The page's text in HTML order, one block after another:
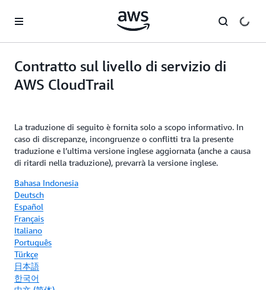
Contratto sul livello di servizio di
AWS CloudTrail
La traduzione di seguito è fornita solo a scopo informativo. In
caso di discrepanze, incongruenze o conflitti tra la presente
traduzione e l’ultima versione inglese aggiornata (anche a causa
di ritardi nella traduzione), prevarrà la versione inglese.
Bahasa Indonesia
Deutsch
Español
Français
Italiano
Português
Türkçe
日本語
한국어